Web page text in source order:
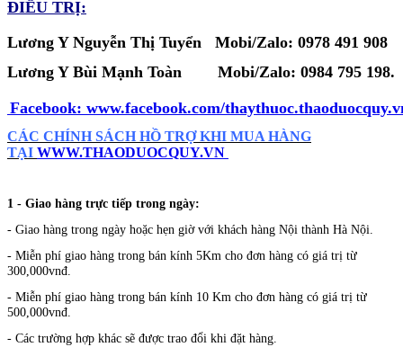
ĐIỀU TRỊ:
Lương Y Nguyễn Thị Tuyển Mobi/Zalo: 0978 491 908
Lương Y Bùi Mạnh Toàn Mobi/Zalo: 0984 795 198.
Facebook: www.facebook.com/
CÁC CHÍNH SÁCH HỒ TRỢ KHI MUA HÀNG
TẠI WWW.THAODUOCQUY.VN
1 - Giao hàng trực tiếp trong ngày:
- Giao hàng trong ngày hoặc hẹn giờ với khách hàng Nội thành Hà Nội.
- Miễn phí giao hàng trong bán kính 5Km cho đơn hàng có giá trị từ
300,000vnđ.
- Miễn phí giao hàng trong bán kính 10 Km cho đơn hàng có giá trị từ
500,000vnđ.
- Các trường hợp khác sẽ được trao đổi khi đặt hàng.